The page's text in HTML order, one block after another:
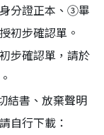
分證正本、③畢
初步確認單。
步確認單，請於
結書、放棄聲明
自行下載：